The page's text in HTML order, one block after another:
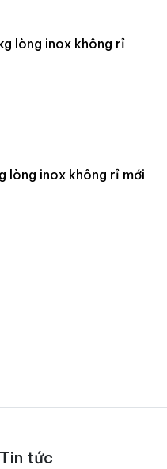
lòng inox không rỉ
lòng inox không rỉ mới
Tin tức